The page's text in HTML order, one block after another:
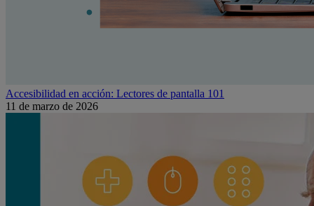
Accesibilidad en acción: Lectores de pantalla 101
11 de marzo de 2026